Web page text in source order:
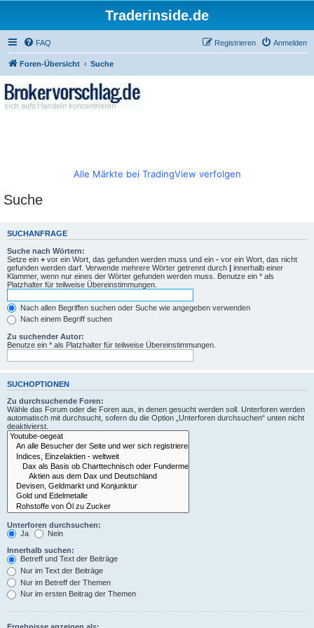
Traderinside.de
FAQ Anmelden
Registrieren
Foren-Übersicht Suche
Alle Märkte bei TradingView verfolgen
Suche
SUCHANFRAGE
Suche nach Wörtern:
Setze ein + vor ein Wort, das gefunden werden muss und ein - vor ein Wort, das nicht
gefunden werden darf. Verwende mehrere Wörter getrennt durch | innerhalb einer
Klammer, wenn nur eines der Wörter gefunden werden muss. Benutze ein * als
Platzhalter für teilweise Übereinstimmungen.
Nach allen Begriffen suchen oder Suche wie angegeben verwenden
Nach einem Begriff suchen
Zu suchender Autor:
Benutze ein * als Platzhalter für teilweise Übereinstimmungen.
SUCHOPTIONEN
Zu durchsuchende Foren:
Wähle das Forum oder die Foren aus, in denen gesucht werden soll. Unterforen werden
automatisch mit durchsucht, sofern du die Option „Unterforen durchsuchen“ unten nicht
deaktivierst.
Unterforen durchsuchen:
Ja
Nein
Innerhalb suchen:
Betreff und Text der Beiträge
Nur im Text der Beiträge
Nur im Betreff der Themen
Nur im ersten Beitrag der Themen